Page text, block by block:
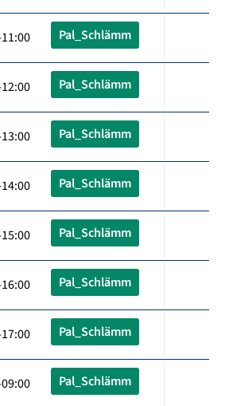
Pal_Schlämm
Pal_Schlämm
Pal_Schlämm
Pal_Schlämm
Pal_Schlämm
Pal_Schlämm
Pal_Schlämm
Pal_Schlämm